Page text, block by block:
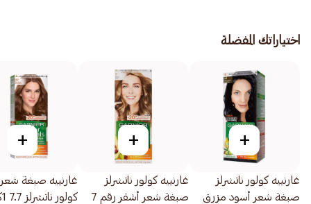
اختياراتك المفضلة
+
غارنييه كولور ناتشرلز
صبغة شعر أسود مزرق
+
غارنييه كولور ناتشرلز
صبغة شعر أشقر رقم 7
+
غارنييه صبغة شعر
كولور ناتشرلز 7.7 1كبسولة